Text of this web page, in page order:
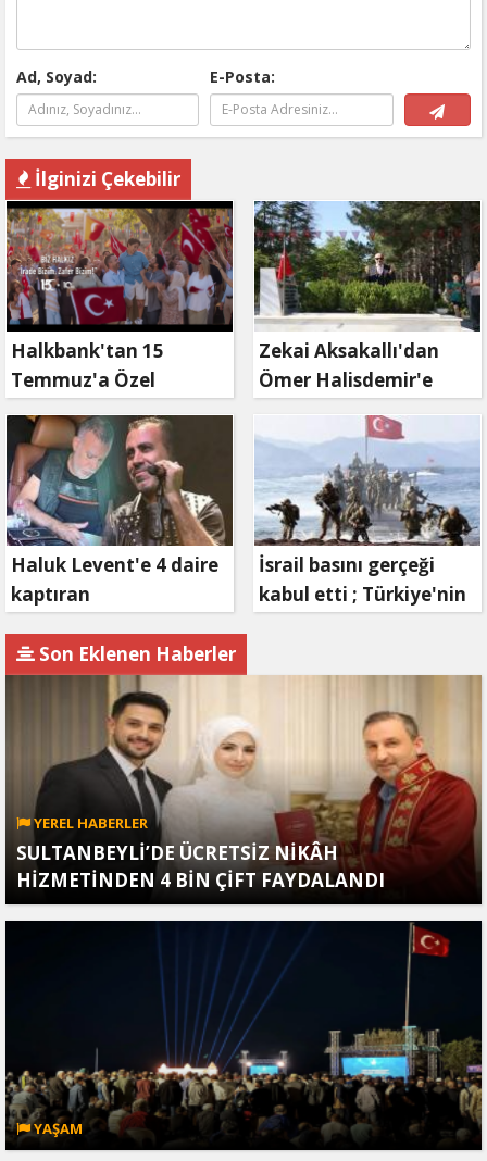
Ad, Soyad: E-Posta:
İlginizi Çekebilir
Halkbank'tan 15
Temmuz'a Özel
Reklam Filmi: "İrade
Bizim, Zafer Bizim"
Zekai Aksakallı'dan
Ömer Halisdemir'e
'vefa' ziyareti!
Haluk Levent'e 4 daire
kaptıran
savcılıkta aldı
İsrail basını gerçeği
kabul etti ; Türkiye'nin
Son Eklenen Haberler
YEREL HABERLER
SULTANBEYLİ’DE ÜCRETSİZ NİKÂH
HİZMETİNDEN 4 BİN ÇİFT FAYDALANDI
YAŞAM